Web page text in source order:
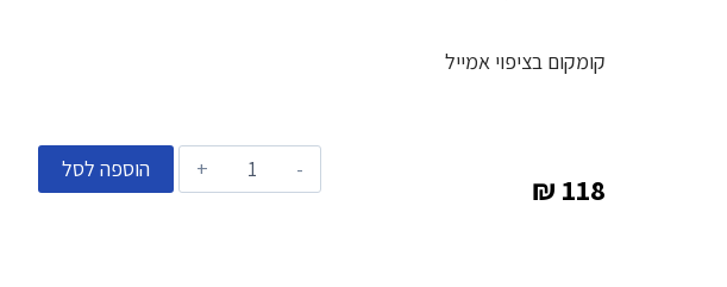
קומקום בציפוי אמייל
₪ 118
הוספה לסל